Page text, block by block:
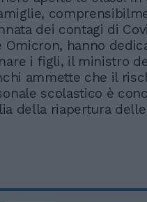
dei contagi di
Omicron, hanno
i figli, il ministro
ammette che il
scolastico è
della riapertura